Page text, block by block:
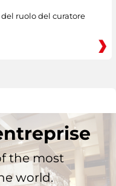
ruolo del curatore
the most
world.